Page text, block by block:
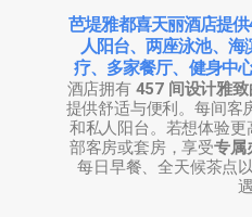
芭堤雅都喜天丽酒店提
人阳台、两座泳池、海
疗、多家餐厅、健身中
酒店拥有 457 间设计雅
提供舒适与便利。每间客
和私人阳台。若想体验
部客房或套房，享受专属
每日早餐、全天候茶点